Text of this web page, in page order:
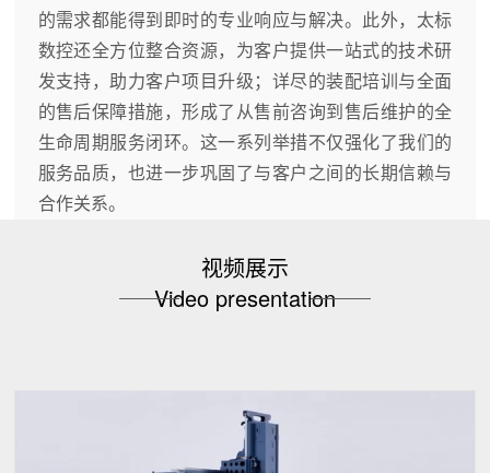
的需求都能得到即时的专业响应与解决。此外，太标
数控还全方位整合资源，为客户提供一站式的技术研
发支持，助力客户项目升级；详尽的装配培训与全面
的售后保障措施，形成了从售前咨询到售后维护的全
生命周期服务闭环。这一系列举措不仅强化了我们的
服务品质，也进一步巩固了与客户之间的长期信赖与
合作关系。
视频展示
Video presentation